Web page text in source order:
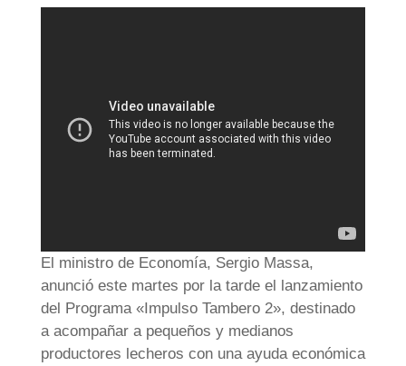
El ministro de Economía, Sergio Massa,
anunció este martes por la tarde el lanzamiento
del Programa «Impulso Tambero 2», destinado
a acompañar a pequeños y medianos
productores lecheros con una ayuda económica